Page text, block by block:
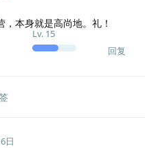
Lv. 15
本身就是高尚地。礼！
回复
日